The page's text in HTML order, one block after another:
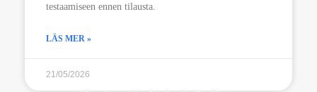
testaamiseen ennen tilausta.
LÄS MER »
21/05/2026